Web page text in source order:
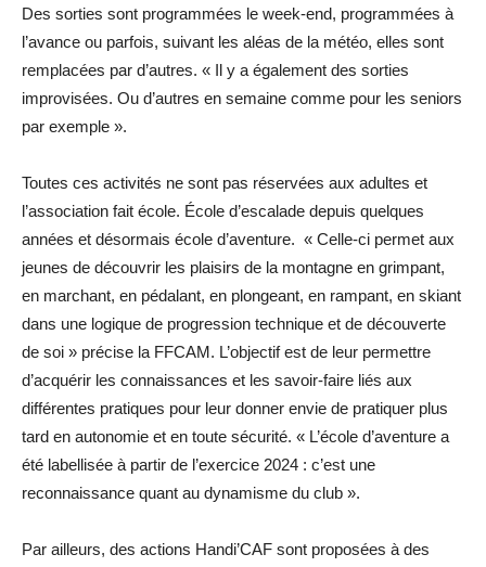
Des sorties sont programmées le week-end, programmées à
l’avance ou parfois, suivant les aléas de la météo, elles sont
remplacées par d’autres. « Il y a également des sorties
improvisées. Ou d’autres en semaine comme pour les seniors
par exemple ».
Toutes ces activités ne sont pas réservées aux adultes et
l’association fait école. École d’escalade depuis quelques
années et désormais école d’aventure. « Celle-ci permet aux
jeunes de découvrir les plaisirs de la montagne en grimpant,
en marchant, en pédalant, en plongeant, en rampant, en skiant
dans une logique de progression technique et de découverte
de soi » précise la FFCAM. L’objectif est de leur permettre
d’acquérir les connaissances et les savoir-faire liés aux
différentes pratiques pour leur donner envie de pratiquer plus
tard en autonomie et en toute sécurité. « L’école d’aventure a
été labellisée à partir de l’exercice 2024 : c’est une
reconnaissance quant au dynamisme du club ».
Par ailleurs, des actions Handi’CAF sont proposées à des